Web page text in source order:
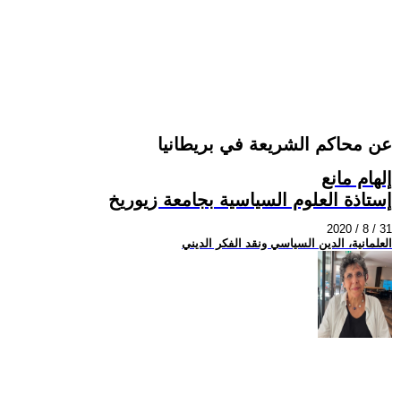
عن محاكم الشريعة في بريطانيا
إلهام مانع
إستاذة العلوم السياسية بجامعة زيوريخ
2020 / 8 / 31
العلمانية، الدين السياسي ونقد الفكر الديني